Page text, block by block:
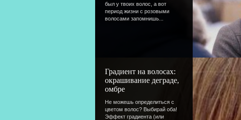
был у твоих волос, а вот
период жизни с розовыми
волосами запомнишь...
Градиент на волосах:
окрашивание деграде,
омбре
Не можешь определиться с
цветом волос? Выбирай оба!
Эффект градиента (или